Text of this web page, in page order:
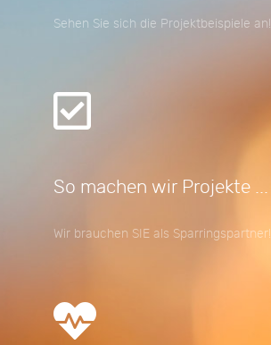
Sehen Sie sich die Projektbeispiele an!
So machen wir Projekte ...
Wir brauchen SIE als Sparringspartner!